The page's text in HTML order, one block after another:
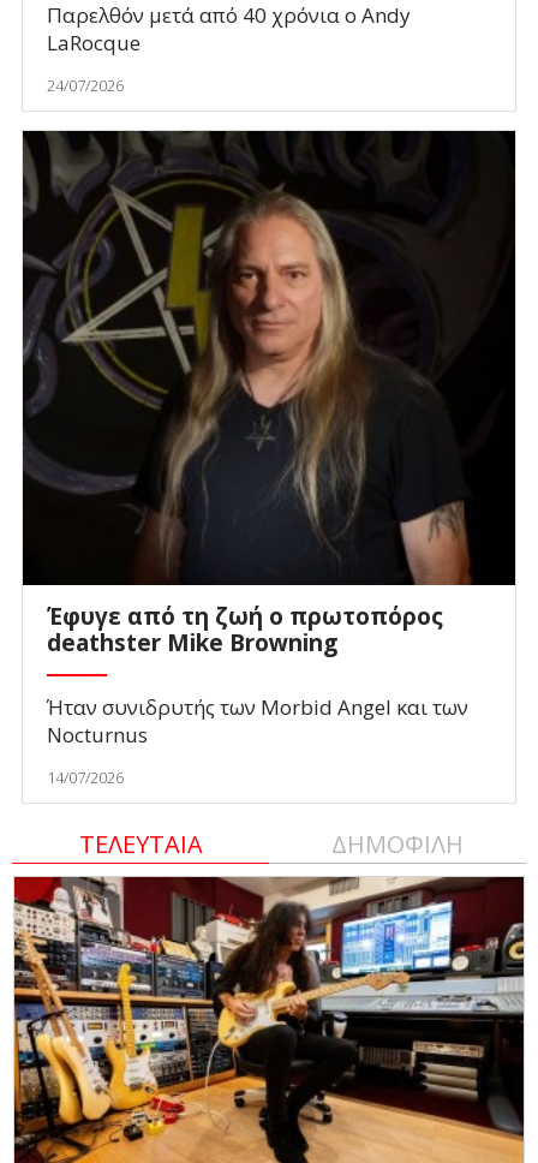
Παρελθόν μετά από 40 χρόνια ο Andy
LaRocque
24/07/2026
Έφυγε από τη ζωή ο πρωτοπόρος
deathster Mike Browning
Ήταν συνιδρυτής των Morbid Angel και των
Nocturnus
14/07/2026
ΤΕΛΕΥΤΑΙΑ ΔΗΜΟΦΙΛΗ